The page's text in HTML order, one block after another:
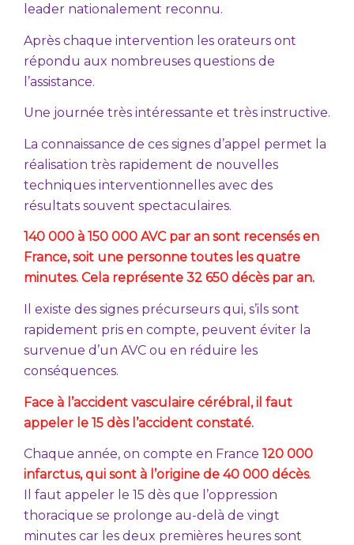
leader nationalement reconnu.
Après chaque intervention les orateurs ont
répondu aux nombreuses questions de
l’assistance.
Une journée très intéressante et très instructive.
La connaissance de ces signes d’appel permet la
réalisation très rapidement de nouvelles
techniques interventionnelles avec des
résultats souvent spectaculaires.
140 000 à 150 000 AVC par an sont recensés en
France, soit une personne toutes les quatre
minutes. Cela représente 32 650 décès par an.
Il existe des signes précurseurs qui, s’ils sont
rapidement pris en compte, peuvent éviter la
survenue d’un AVC ou en réduire les
conséquences.
Face à l’accident vasculaire cérébral,il faut
appeler le 15 dès l’accident constaté.
Chaque année, on compte en France 120 000
infarctus, qui sont à l’origine de 40 000 décès.
Il faut appeler le 15 dès que l’oppression
thoracique se prolonge au-delà de vingt
minutes car les deux premières heures sont